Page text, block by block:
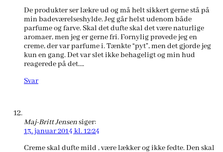
De produkter ser lækre ud og må helt sikkert gerne stå på
min badeværelseshylde. Jeg går helst udenom både
parfume og farve. Skal det dufte skal det være naturlige
aromaer, men jeg er gerne fri. Fornylig prøvede jeg en
creme, der var parfume i. Tænkte “pyt”, men det gjorde jeg
kun en gang. Det var slet ikke behageligt og min hud
reagerede på det….
Svar
Maj-Britt Jensensiger:
13. januar 2014 kl. 12:24
Creme skal dufte mild , være lækker og ikke fedte. Den skal